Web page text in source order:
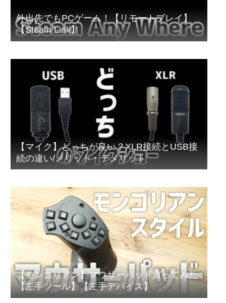
外出先でもPCゲーム！【リモートプレイ】
【Steam Link】
【マイク】どっちが良い？XLR接続とUSB接
続の違い/メリット・デメリット
【モンゴリアン】マウサーパッド買ってみた
【左手ツール】【左手デバイス】